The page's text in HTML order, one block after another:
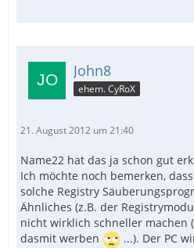
John8
ehem. CyRoX
21. August 2012 um 21:40
Name22 hat das ja schon gut
Ich möchte noch bemerken,
solche Registry
Ähnliches (z.B. der
nicht wirklich schneller machen
dasmit werben
...). Der PC